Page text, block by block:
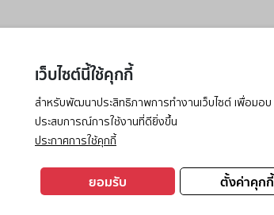
เว็บไซต์นี้ใช้คุกกี้
สำหรับพัฒนาประสิทธิภาพการทำงานเว็บไซต์ เพื่อมอบ
ประสบการณ์การใช้งานที่ดียิ่งขึ้น
ประกาศการใช้คุกกี้
ตั้งค่าคุกกี้
ยอมรับ
has occurred while loading